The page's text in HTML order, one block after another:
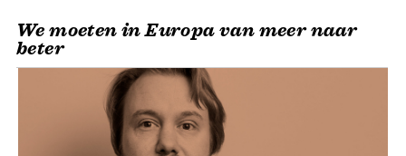
We moeten in Europa van meer naar
beter